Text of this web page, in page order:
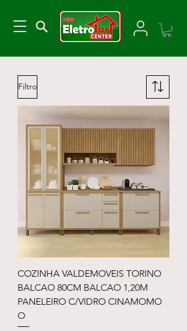
Filtro
COZINHA VALDEMOVEIS TORINO
BALCAO 80CM BALCAO 1,20M
PANELEIRO C/VIDRO CINAMOMO
O